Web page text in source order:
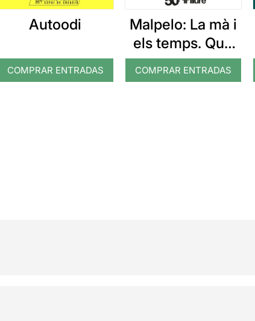
Autoodi
COMPRAR ENTRADAS
Malpelo: La mà i
els temps. Que
no diguin que no
ho vam veure
COMPRAR ENTRADAS